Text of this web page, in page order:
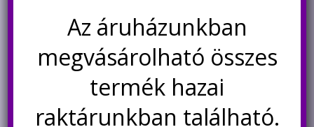
NICHICON UUA
Kosárba teszem Kosárba teszem
Az áruházunkban
megvásárolható összes
termék hazai
raktárunkban található.